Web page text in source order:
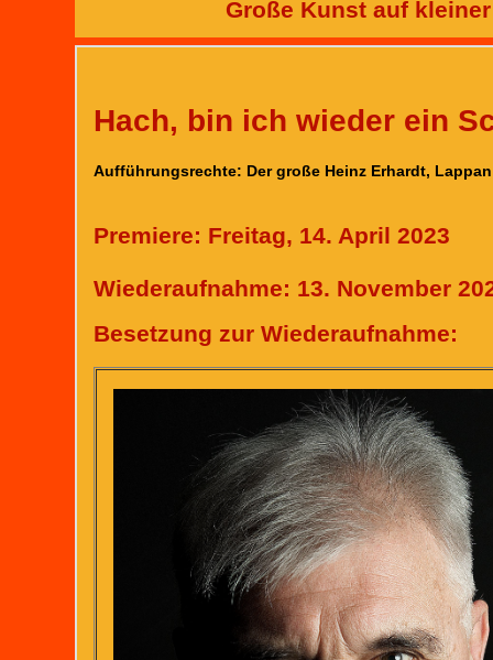
Große Kunst auf
Hach, bin ich wieder ein
Aufführungsrechte: Der große Heinz Erhardt,
Premiere: Freitag, 14. April 2023
Wiederaufnahme: 13. November
Besetzung zur Wiederaufnahme: